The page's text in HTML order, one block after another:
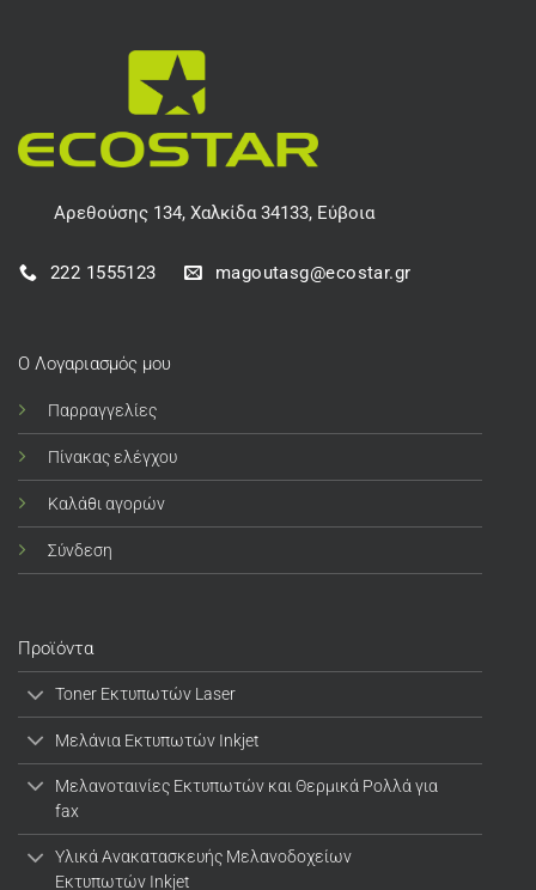
Αρεθούσης 134, Χαλκίδα 34133, Εύβοια
222 1555123 magoutasg@ecostar.gr
Ο Λογαριασμός μου
Παρραγγελίες
Πίνακας ελέγχου
Καλάθι αγορών
Σύνδεση
Προϊόντα
Toner Εκτυπωτών Laser
Μελάνια Εκτυπωτών Inkjet
Μελανοταινίες Εκτυπωτών και Θερμικά Ρολλά για
fax
Υλικά Ανακατασκευής Μελανοδοχείων
Εκτυπωτών Inkjet